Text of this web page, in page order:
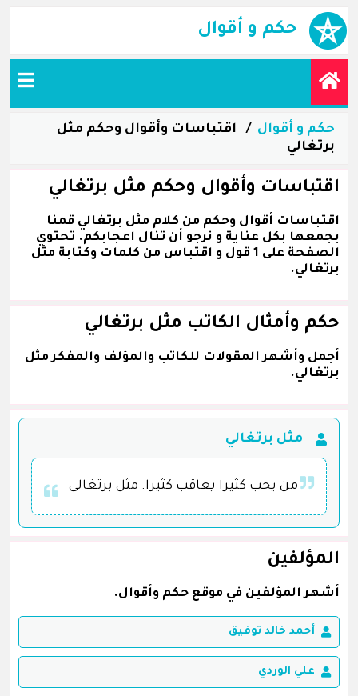
حكم و أقوال
حكم و أقوال
اقتباسات وأقوال وحكم مثل
برتغالي
اقتباسات وأقوال وحكم مثل برتغالي
اقتباسات أقوال وحكم من كلام مثل برتغالي قمنا
بجمعها بكل عناية و نرجو أن تنال اعجابكم. تحتوي
الصفحة على 1 قول و اقتباس من كلمات وكتابة مثل
برتغالي.
حكم وأمثال الكاتب مثل برتغالي
أجمل وأشهر المقولات للكاتب والمؤلف والمفكر مثل
برتغالي.
مثل برتغالي
من يحب كثيرا يعاقب كثيرا. مثل برتغالى
المؤلفين
أشهر المؤلفين في موقع حكم وأقوال.
أحمد خالد توفيق
علي الوردي